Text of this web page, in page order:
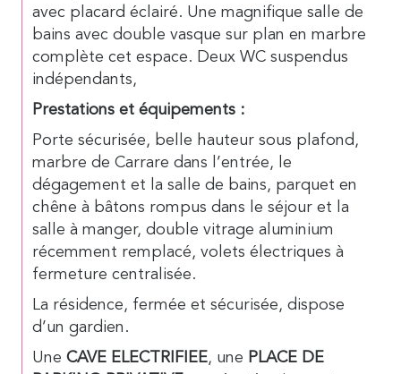
avec placard éclairé. Une magnifique salle de
bains avec double vasque sur plan en marbre
complète cet espace. Deux WC suspendus
indépendants,
Prestations et équipements :
Porte sécurisée, belle hauteur sous plafond,
marbre de Carrare dans l’entrée, le
dégagement et la salle de bains, parquet en
chêne à bâtons rompus dans le séjour et la
salle à manger, double vitrage aluminium
récemment remplacé, volets électriques à
fermeture centralisée.
La résidence, fermée et sécurisée, dispose
d’un gardien.
Une CAVE ELECTRIFIEE, une PLACE DE